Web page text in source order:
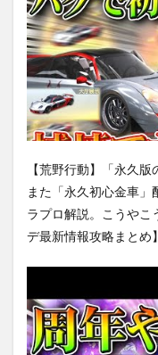
【荒野行動】「永久
また「永久初心金車」
ラプロ解説。こうやこ
デ最新情報攻略まとめ】